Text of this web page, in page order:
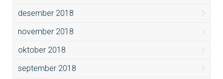
desember 2018
november 2018
oktober 2018
september 2018